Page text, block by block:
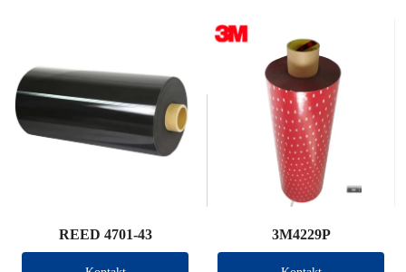
REED 4701-43 3M4229P